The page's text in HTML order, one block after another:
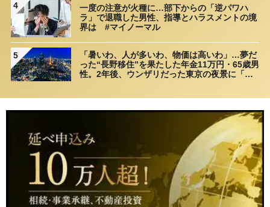
4
一度の注意が火種に…部下からの「逆パワハ
ラ」で退職した男性、指導とハラスメントの境
界は #マイノーマル
5
「暑いわ、人が多いわ、物価は高いわ」…夢だ
った“長野移住”を果たした年金11万円・65歳男
性。2年後、ウンザリだった東京の夜景に「癒